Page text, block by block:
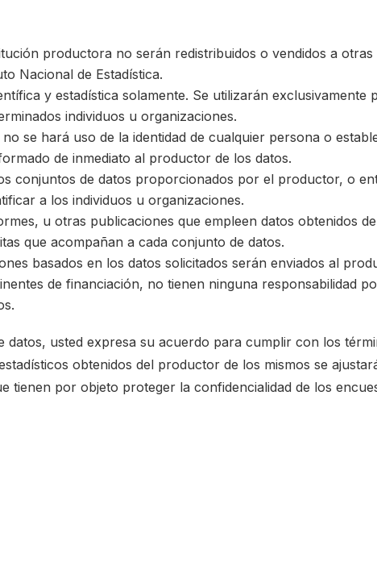
productora no serán redistribuidos o vendidos a otras
Nacional de Estadística.
y estadística solamente. Se utilizarán exclusivamente
individuos u organizaciones.
se hará uso de la identidad de cualquier persona o
de inmediato al productor de los datos.
conjuntos de datos proporcionados por el productor, o
a los individuos u organizaciones.
u otras publicaciones que empleen datos obtenidos
que acompañan a cada conjunto de datos.
basados en los datos solicitados serán enviados al
de financiación, no tienen ninguna responsabilidad
usted expresa su acuerdo para cumplir con los
obtenidos del productor de los mismos se
tienen por objeto proteger la confidencialidad de los